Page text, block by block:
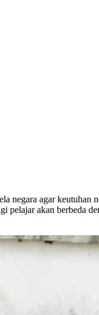
negara agar keutuhan
pelajar akan berbeda